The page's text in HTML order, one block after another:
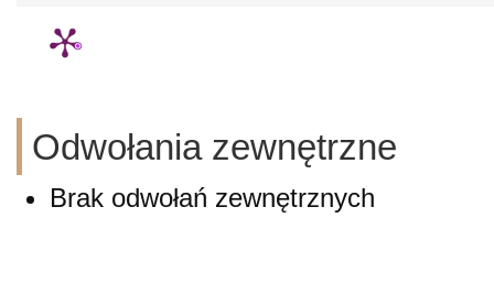
Odwołania zewnętrzne
Brak odwołań zewnętrznych